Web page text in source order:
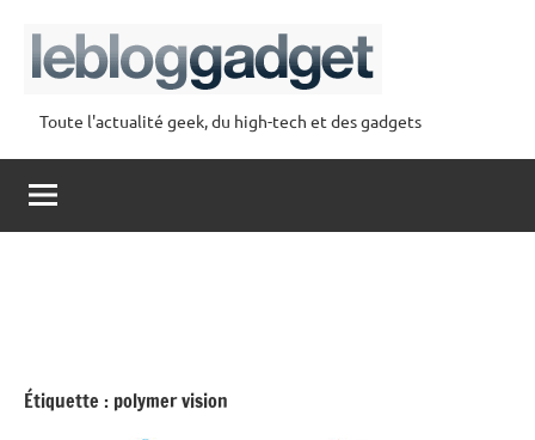
contenu
lebloggadget
Toute l'actualité geek, du high-tech et des gadgets
Étiquette : polymer vision